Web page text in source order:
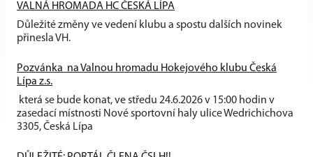
VALNÁ HROMADA HC ČESKÁ LÍPA
Důležité změny ve vedení klubu a spostu dalších novinek
přinesla VH.
Pozvánka na Valnou hromadu Hokejového klubu Česká
Lípa z.s.
která se bude konat, ve středu 24.6.2026 v 15:00 hodin v
zasedací místnosti Nové sportovní haly ulice Wedrichichova
3305, Česká Lípa